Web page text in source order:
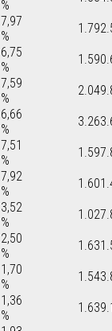
%
7,97
%
6,75
%
7,59
%
6,66
%
7,51
%
7,92
%
3,52
%
2,50
%
1,70
%
1,36
%